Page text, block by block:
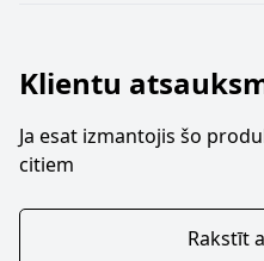
Klientu
Ja esat izmantojis šo
citiem
Rakstīt